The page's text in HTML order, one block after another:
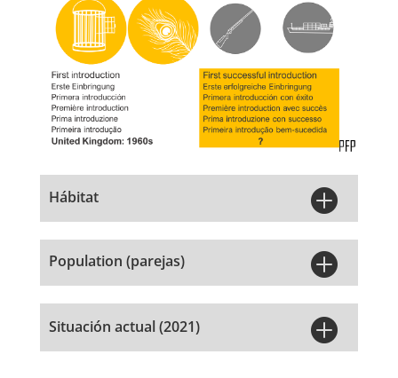
Hábitat 
Population (parejas) 
Situación actual (2021) 